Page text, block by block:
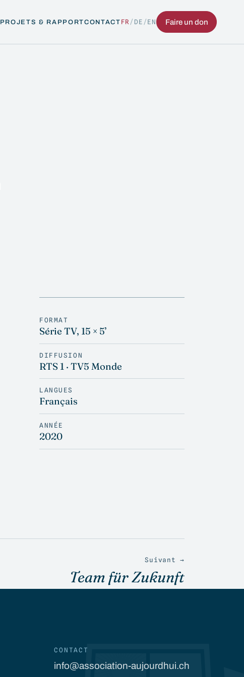
PROJETS & RAPPORTCONTACT FR / DE /EN Faire un don
FORMAT
Série TV, 15 × 5’
DIFFUSION
RTS 1 · TV5 Monde
LANGUES
Français
ANNÉE
2020
Suivant →
Team für Zukunft
CONTACT
info@association-aujourdhui.ch